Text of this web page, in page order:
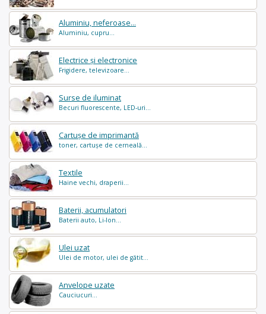
Aluminiu, neferoase...
Aluminiu, cupru...
Electrice și electronice
Frigidere, televizoare...
Surse de iluminat
Becuri fluorescente, LED-uri...
Cartușe de imprimantă
toner, cartușe de cerneală...
Textile
Haine vechi, draperii...
Baterii, acumulatori
Baterii auto, Li-Ion...
Ulei uzat
Ulei de motor, ulei de gătit...
Anvelope uzate
Cauciucuri...